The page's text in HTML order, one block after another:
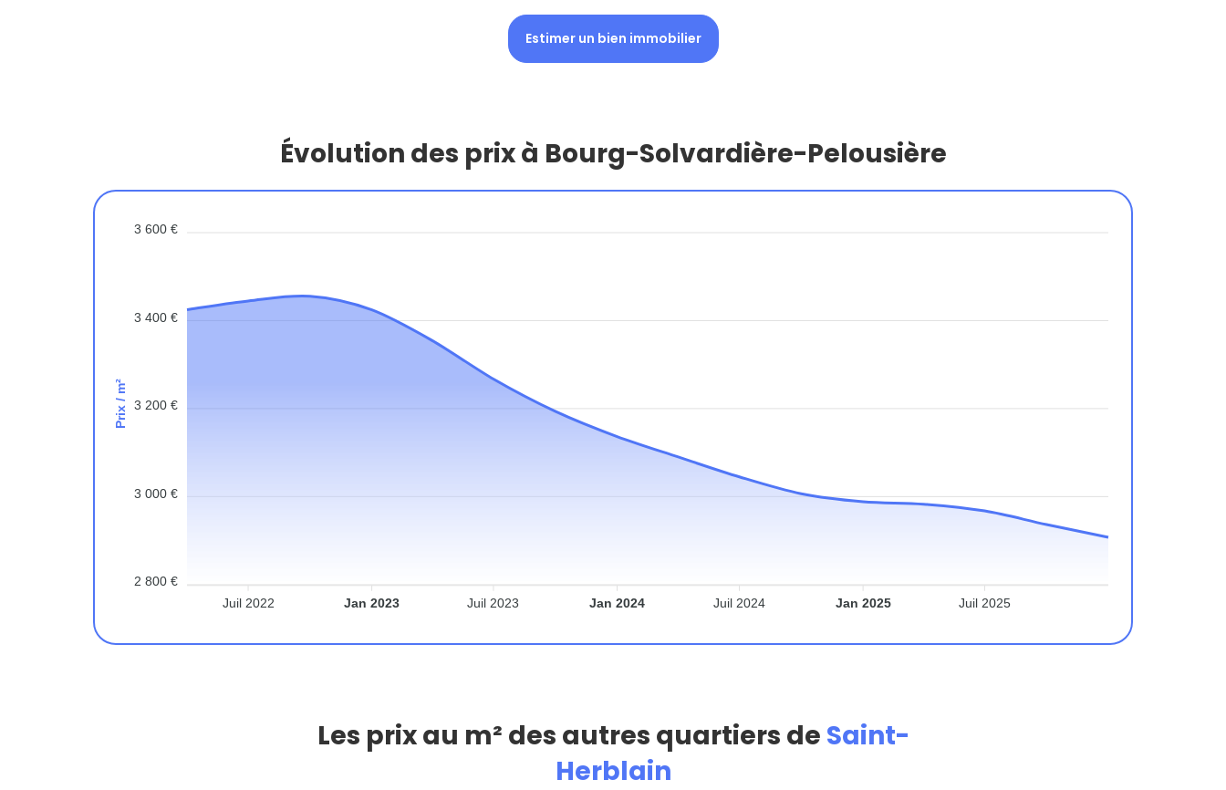
Estimer un bien immobilier
Évolution des prix à Bourg-Solvardière-Pelousière
3 600 €
3 400 €
3 200 €
3 000 €
2 800 €
Prix / m²
Juil 2022 Jan 2023 Juil 2023 Jan 2024 Juil 2024 Jan 2025 Juil 2025
Les prix au m² des autres quartiers de Saint-
Herblain